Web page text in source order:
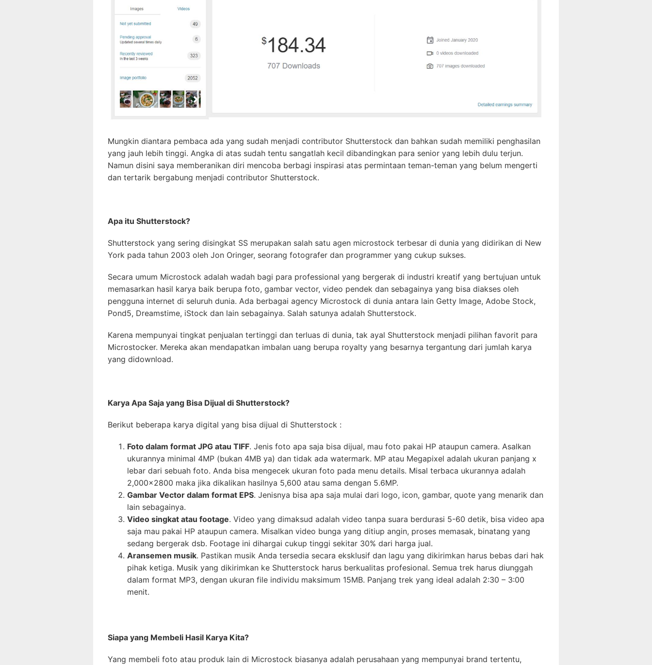
Mungkin diantara pembaca ada yang sudah menjadi contributor Shutterstock dan bahkan sudah memiliki penghasilan
yang jauh lebih tinggi. Angka di atas sudah tentu sangatlah kecil dibandingkan para senior yang lebih dulu terjun.
Namun disini saya memberanikan diri mencoba berbagi inspirasi atas permintaan teman-teman yang belum mengerti
dan tertarik bergabung menjadi contributor Shutterstock.
Apa itu Shutterstock?
Shutterstock yang sering disingkat SS merupakan salah satu agen microstock terbesar di dunia yang didirikan di New
York pada tahun 2003 oleh Jon Oringer, seorang fotografer dan programmer yang cukup sukses.
Secara umum Microstock adalah wadah bagi para professional yang bergerak di industri kreatif yang bertujuan untuk
memasarkan hasil karya baik berupa foto, gambar vector, video pendek dan sebagainya yang bisa diakses oleh
pengguna internet di seluruh dunia. Ada berbagai agency Microstock di dunia antara lain Getty Image, Adobe Stock,
Pond5, Dreamstime, iStock dan lain sebagainya. Salah satunya adalah Shutterstock.
Karena mempunyai tingkat penjualan tertinggi dan terluas di dunia, tak ayal Shutterstock menjadi pilihan favorit para
Microstocker. Mereka akan mendapatkan imbalan uang berupa royalty yang besarnya tergantung dari jumlah karya
yang didownload.
Karya Apa Saja yang Bisa Dijual di Shutterstock?
Berikut beberapa karya digital yang bisa dijual di Shutterstock :
Foto dalam format JPG atau TIFF. Jenis foto apa saja bisa dijual, mau foto pakai HP ataupun camera. Asalkan
ukurannya minimal 4MP (bukan 4MB ya) dan tidak ada watermark. MP atau Megapixel adalah ukuran panjang x
lebar dari sebuah foto. Anda bisa mengecek ukuran foto pada menu details. Misal terbaca ukurannya adalah
2,000×2800 maka jika dikalikan hasilnya 5,600 atau sama dengan 5.6MP.
Gambar Vector dalam format EPS. Jenisnya bisa apa saja mulai dari logo, icon, gambar, quote yang menarik dan
lain sebagainya.
Video singkat atau footage. Video yang dimaksud adalah video tanpa suara berdurasi 5-60 detik, bisa video apa
saja mau pakai HP ataupun camera. Misalkan video bunga yang ditiup angin, proses memasak, binatang yang
sedang bergerak dsb. Footage ini dihargai cukup tinggi sekitar 30% dari harga jual.
Aransemen musik. Pastikan musik Anda tersedia secara eksklusif dan lagu yang dikirimkan harus bebas dari hak
pihak ketiga. Musik yang dikirimkan ke Shutterstock harus berkualitas profesional. Semua trek harus diunggah
dalam format MP3, dengan ukuran file individu maksimum 15MB. Panjang trek yang ideal adalah 2:30 – 3:00
menit.
Siapa yang Membeli Hasil Karya Kita?
Yang membeli foto atau produk lain di Microstock biasanya adalah perusahaan yang mempunyai brand tertentu,